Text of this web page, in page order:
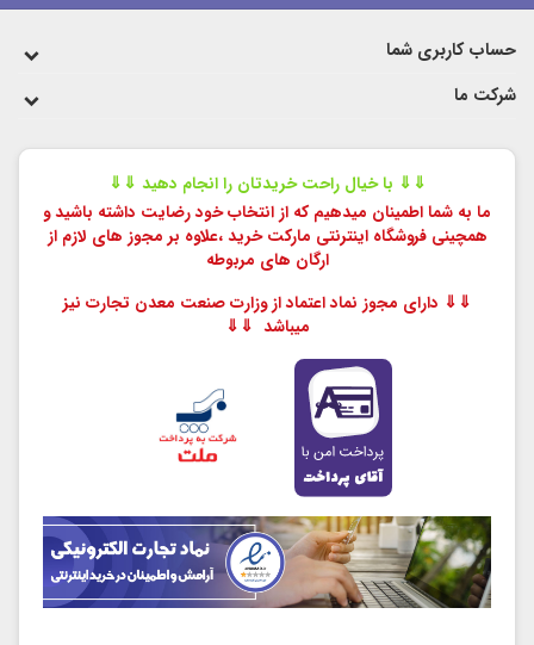
حساب کاربری شما
شرکت ما
⇓⇓ با خیال راحت خریدتان را انجام دهید ⇓⇓
ما به شما اطمینان میدهیم که از انتخاب خود رضایت داشته باشید و
همچینی فروشگاه اینترنتی مارکت خرید ،علاوه بر مجوز های لازم از
ارگان های مربوطه
⇓⇓ دارای مجوز نماد اعتماد از وزارت صنعت معدن تجارت نیز
میباشد ⇓⇓